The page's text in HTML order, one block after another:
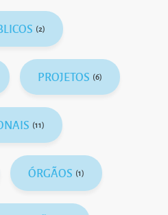
(2)
PROJETOS (6)
(11)
ÓRGÃOS (1)